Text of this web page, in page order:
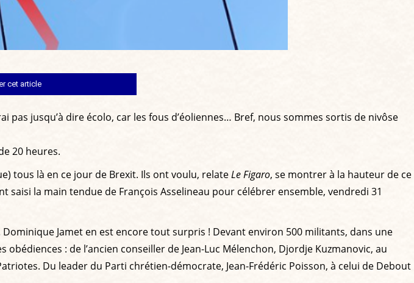
cet article
pas jusqu’à dire écolo, car les fous d’éoliennes… Bref, nous sommes sortis de nivôse
20 heures.
tous là en ce jour de Brexit. Ils ont voulu, relateLe Figaro, se montrer à la hauteur de ce
la main tendue de François Asselineau pour célébrer ensemble, vendredi 31
Jamet en est encore tout surpris ! Devant environ 500 militants, dans une
: de l’ancien conseiller de Jean-Luc Mélenchon, Djordje Kuzmanovic, au
Du leader du Parti chrétien-démocrate, Jean-Frédéric Poisson, à celui de Debout